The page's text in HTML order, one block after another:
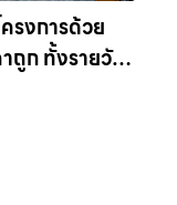
รงการด้วย
าถูก ทั้งรายวัน